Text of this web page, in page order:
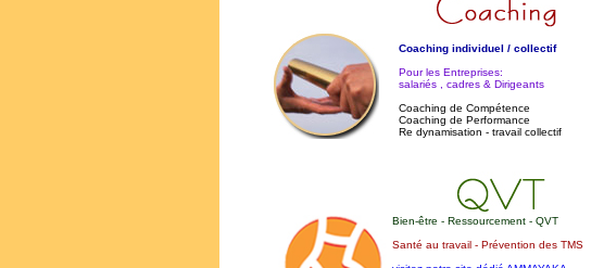
Coaching individuel / collectif
Pour les Entreprises:
salariés , cadres & Dirigeants
Coaching de Compétence
Coaching de Performance
Re dynamisation - travail collectif
Bien-être - Ressourcement - QVT
Santé au travail - Prévention des TMS